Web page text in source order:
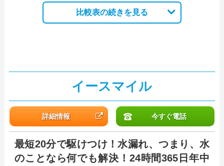
比較表の続きを見る
イースマイル
詳細情報 今すぐ電話
最短20分で駆けつけ！水漏れ、つまり、水
のことなら何でも解決！24時間365日年中